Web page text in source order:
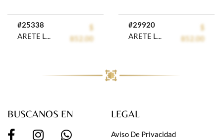
#25338
$
852.00
ARETE LARGO CHAPA CRYSTIME
#29920
$
852.00
ARETE LARGO CHAPA CRYSTIME
BUSCANOS EN LEGAL
Aviso De Privacidad